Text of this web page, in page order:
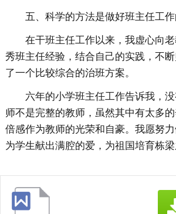
五、科学的方法是做好班主任工作
在干班主任工作以来，我虚心向
秀班主任经验，结合自己的实践，不
了一个比较综合的治班方案。
六年的小学班主任工作告诉我，
师不是完整的教师，虽然其中有太多
倍感作为教师的光荣和自豪。我愿努力
为学生献出满腔的爱，为祖国培育栋梁